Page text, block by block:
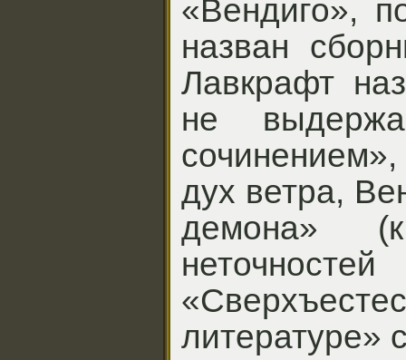
«Вендиго»,
назван
Лавкрафт
не
дух ветра,
демона»
литературе»